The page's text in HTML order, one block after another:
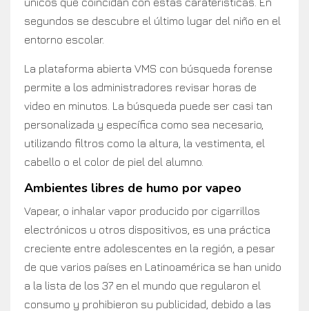
segundos se descubre el último lugar del niño en el
entorno escolar.
La plataforma abierta VMS con búsqueda forense
permite a los administradores revisar horas de
video en minutos. La búsqueda puede ser casi tan
personalizada y específica como sea necesario,
utilizando filtros como la altura, la vestimenta, el
cabello o el color de piel del alumno.
Ambientes libres de humo por vapeo
Vapear, o inhalar vapor producido por cigarrillos
electrónicos u otros dispositivos, es una práctica
creciente entre adolescentes en la región, a pesar
de que varios países en Latinoamérica se han unido
a la lista de los 37 en el mundo que regularon el
consumo y prohibieron su publicidad, debido a las